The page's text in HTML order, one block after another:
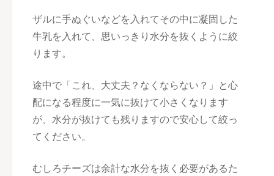
ザルに手ぬぐいなどを入れてその中に凝固した
牛乳を入れて、思いっきり水分を抜くように絞
ります。
途中で「これ、大丈夫？なくならない？」と心
配になる程度に一気に抜けて小さくなります
が、水分が抜けても残りますので安心して絞っ
てください。
むしろチーズは余計な水分を抜く必要があるた